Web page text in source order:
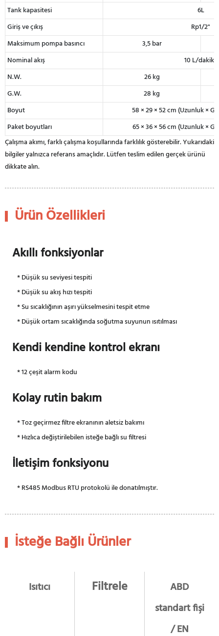
Tank kapasitesi
6L
Giriş ve çıkış
Rp1/2"
Maksimum pompa basıncı
3,5 bar
Nominal akış
10 L/dakika
N.W.
26 kg
G.W.
28 kg
Boyut
58 × 29 × 52 cm (Uzunluk ×
Paket boyutları
65 × 36 × 56 cm (Uzunluk ×
Çalışma akımı, farklı çalışma koşullarında farklılık gösterebilir. Yukarıdaki
bilgiler yalnızca referans amaçlıdır. Lütfen teslim edilen gerçek ürünü
dikkate alın.
Ürün Özellikleri
Akıllı fonksiyonlar
* Düşük su seviyesi tespiti
* Düşük su akış hızı tespiti
* Su sıcaklığının aşırı yükselmesini tespit etme
* Düşük ortam sıcaklığında soğutma suyunun ısıtılması
Kendi kendine kontrol ekranı
* 12 çeşit alarm kodu
Kolay rutin bakım
* Toz geçirmez filtre ekranının aletsiz bakımı
* Hızlıca değiştirilebilen isteğe bağlı su filtresi
İletişim fonksiyonu
* RS485 Modbus RTU protokolü ile donatılmıştır.
İsteğe Bağlı Ürünler
Isıtıcı Filtrele
ABD
standart fişi
/ EN